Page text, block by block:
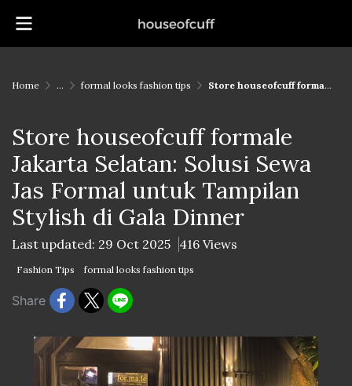
Home ... formal looks fashion tips Store houseofcuff formale Jakarta Selatan: Solusi Sewa Jas Formal untuk Tampilan Stylish di Gala Dinner
Store houseofcuff formale
Jakarta Selatan: Solusi Sewa
Jas Formal untuk Tampilan
Stylish di Gala Dinner
Last updated: 29 Oct 2025 416 Views
Fashion Tips formal looks fashion tips
Share